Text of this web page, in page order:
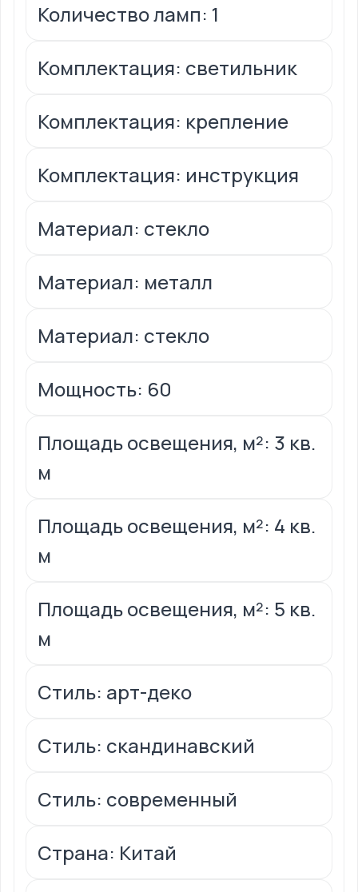
Количество ламп: 1
Комплектация: светильник
Комплектация: крепление
Комплектация: инструкция
Материал: стекло
Материал: металл
Материал: стекло
Мощность: 60
Площадь освещения, м²: 3 кв.
м
Площадь освещения, м²: 4 кв.
м
Площадь освещения, м²: 5 кв.
м
Стиль: арт-деко
Стиль: скандинавский
Стиль: современный
Страна: Китай